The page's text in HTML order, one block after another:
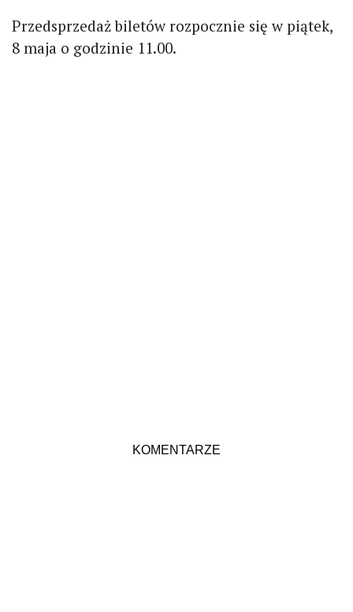
Przedsprzedaż biletów rozpocznie się w piątek,
8 maja o godzinie 11.00.
KOMENTARZE